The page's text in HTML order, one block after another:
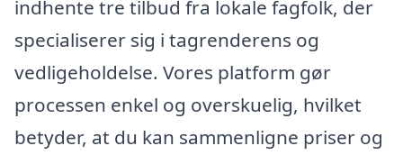
indhente tre tilbud fra lokale fagfolk, der
specialiserer sig i tagrenderens og
vedligeholdelse. Vores platform gør
processen enkel og overskuelig, hvilket
betyder, at du kan sammenligne priser og